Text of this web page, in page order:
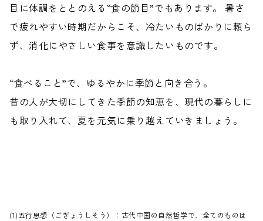
目に体調をととのえる“食の節目”でもあります。 暑さ
で疲れやすい時期だからこそ、冷たいものばかりに頼ら
ず、消化にやさしい食事を意識したいものです。
“食べること”で、ゆるやかに季節と向き合う。
昔の人が大切にしてきた季節の知恵を、現代の暮らしに
も取り入れて、夏を元気に乗り越えていきましょう。
(1)五行思想（ごぎょうしそう）：古代中国の自然哲学で、全てのものは